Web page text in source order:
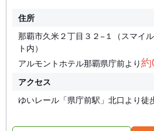
住所
那覇市久米２丁目３２−１（スマイ
ト内）
アルモントホテル那覇県庁前より
アクセス
ゆいレール「県庁前駅」北口より徒